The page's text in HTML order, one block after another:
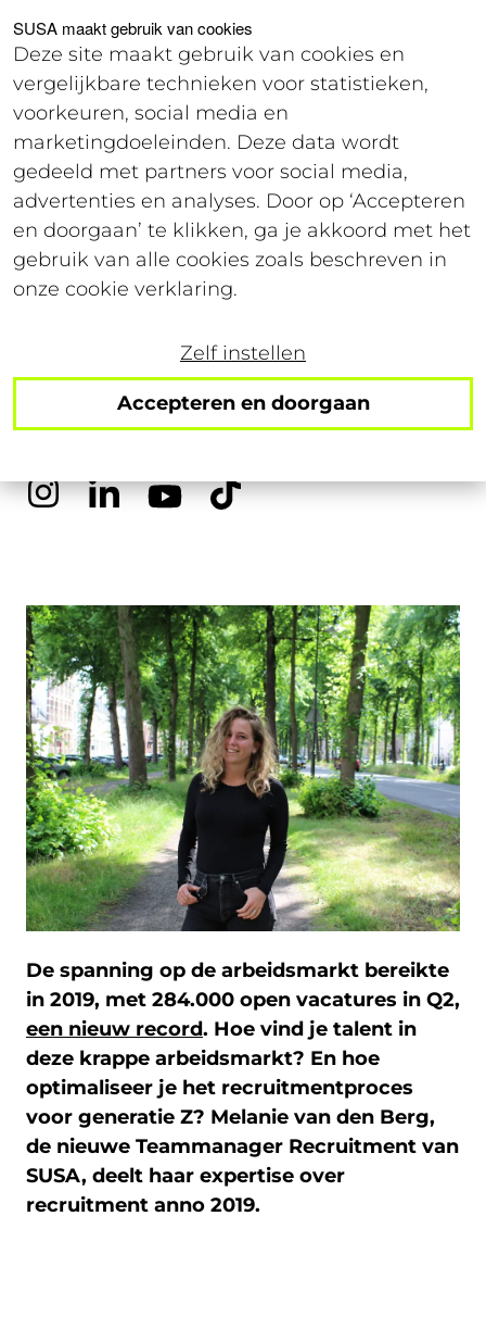
SUSA maakt gebruik van cookies
Deze site maakt gebruik van cookies en
vergelijkbare technieken voor statistieken,
voorkeuren, social media en
marketingdoeleinden. Deze data wordt
gedeeld met partners voor social media,
advertenties en analyses. Door op ‘Accepteren
en doorgaan’ te klikken, ga je akkoord met het
gebruik van alle cookies zoals beschreven in
onze cookie verklaring.
Zelf instellen
Accepteren en doorgaan
Voor studenten Voor werkgevers
Offerte
Talentenjacht in een
22 september 2019
Leestijd: 4 minuten
De spanning op de arbeidsmarkt bereikte
in 2019, met 284.000 open vacatures in Q2,
een nieuw record. Hoe vind je talent in
deze krappe arbeidsmarkt? En hoe
optimaliseer je het recruitmentproces
voor generatie Z? Melanie van den Berg,
de nieuwe Teammanager Recruitment van
SUSA, deelt haar expertise over
recruitment anno 2019.